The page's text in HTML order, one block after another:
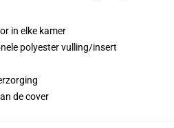
in elke kamer
polyester vulling/insert
de cover